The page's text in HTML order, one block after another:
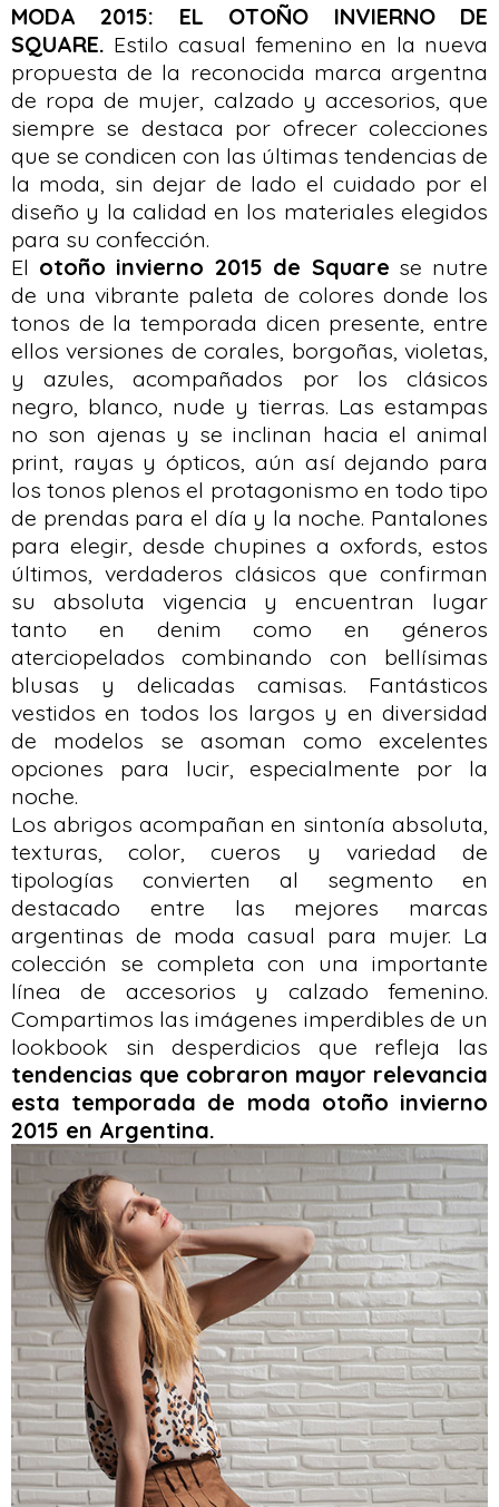
MODA 2015: EL OTOÑO INVIERNO DE
SQUARE. Estilo casual femenino en la nueva
propuesta de la reconocida marca argentna
de ropa de mujer, calzado y accesorios, que
siempre se destaca por ofrecer colecciones
que se condicen con las últimas tendencias de
la moda, sin dejar de lado el cuidado por el
diseño y la calidad en los materiales elegidos
para su confección.
El otoño invierno 2015 de Square se nutre
de una vibrante paleta de colores donde los
tonos de la temporada dicen presente, entre
ellos versiones de corales, borgoñas, violetas,
y azules, acompañados por los clásicos
negro, blanco, nude y tierras. Las estampas
no son ajenas y se inclinan hacia el animal
print, rayas y ópticos, aún así dejando para
los tonos plenos el protagonismo en todo tipo
de prendas para el día y la noche. Pantalones
para elegir, desde chupines a oxfords, estos
últimos, verdaderos clásicos que confirman
su absoluta vigencia y encuentran lugar
tanto en denim como en géneros
aterciopelados combinando con bellísimas
blusas y delicadas camisas. Fantásticos
vestidos en todos los largos y en diversidad
de modelos se asoman como excelentes
opciones para lucir, especialmente por la
noche.
Los abrigos acompañan en sintonía absoluta,
texturas, color, cueros y variedad de
tipologías convierten al segmento en
destacado entre las mejores marcas
argentinas de moda casual para mujer. La
colección se completa con una importante
línea de accesorios y calzado femenino.
Compartimos las imágenes imperdibles de un
lookbook sin desperdicios que refleja las
tendencias que cobraron mayor relevancia
esta temporada de moda otoño invierno
2015 en Argentina.